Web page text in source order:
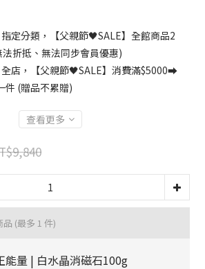
指定分類，【父親節🖤SALE】全館商品2
折抵、無法同步會員優惠)
全店，【父親節🖤SALE】消費滿$5000⮕
件 (贈品不累贈)
查看更多
品 (最多 1 件)
能量 | 白水晶消磁石100g